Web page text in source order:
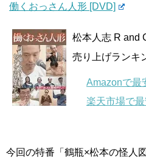
働くおっさん人形 [DVD]
松本人志 R and
売り上げランキ
Amazonで最
楽天市場で
今回の特番「鶴瓶×松本の怪人